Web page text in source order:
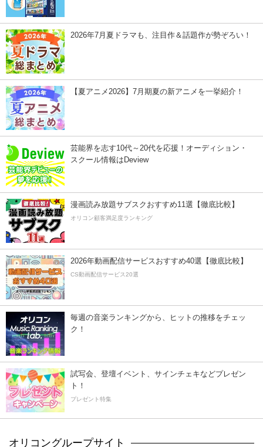
2026年7月夏ドラマも、注目作＆話題作が勢ぞろい！
【夏アニメ2026】7月期夏の新アニメを一挙紹介！
芸能界を志す10代～20代を応援！オーディション・
スクール情報はDeview
漫画読み放題サブスクおすすめ11選【徹底比較】
オリコン顧客満足度ランキング
2026年動画配信サービスおすすめ40選【徹底比較】
CS動画配信サービス20選
毎週の音楽ランキングから、ヒットの推移をチェッ
ク！
試写会、登壇イベント、サインチェキなどプレゼン
ト！
プレゼント特集
オリコングループサイト